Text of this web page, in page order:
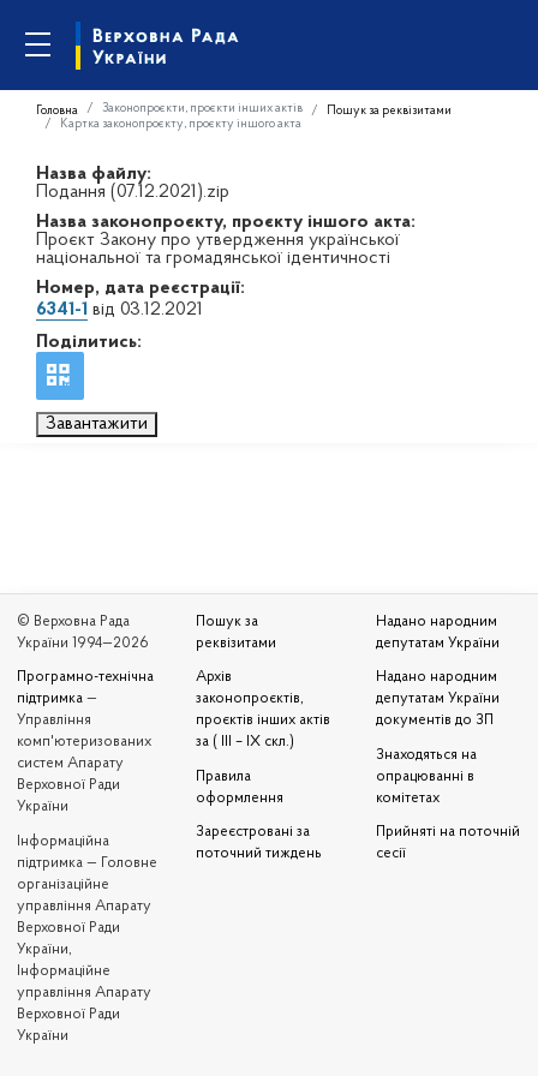
Головна Законопроєкти, проєкти інших актів
Пошук за реквізитами
Картка законопроєкту, проєкту іншого акта
Назва файлу:
Подання (07.12.2021).zip
Назва законопроєкту, проєкту іншого акта:
Проєкт Закону про утвердження української
національної та громадянської ідентичності
Номер, дата реєстрації:
6341-1 від 03.12.2021
Поділитись:
Завантажити
© Верховна Рада
України 1994—2026
Програмно-технічна
підтримка —
Управління
комп'ютеризованих
систем Апарату
Верховної Ради
України
Iнформаційна
підтримка — Головне
організаційне
управління Апарату
Верховної Ради
України,
Інформаційне
управління Апарату
Верховної Ради
України
Пошук за
реквізитами
Архів
законопроєктів,
проєктів інших актів
за ( III – IX скл.)
Правила
оформлення
Зареєстровані за
поточний тиждень
Надано народним
депутатам України
Надано народним
депутатам України
документів до ЗП
Знаходяться на
опрацюванні в
комітетах
Прийняті на поточній
сесії